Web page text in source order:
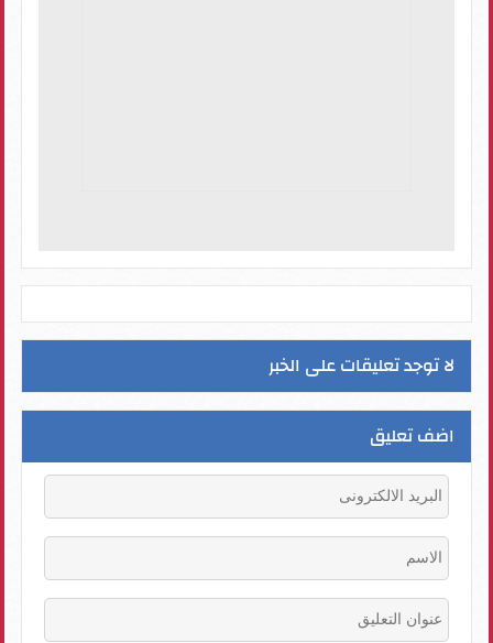
لا توجد تعليقات على الخبر
اضف تعليق